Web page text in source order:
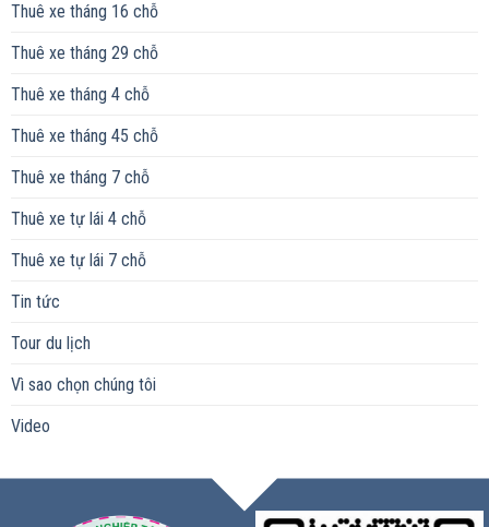
Thuê xe tháng 16 chỗ
Thuê xe tháng 29 chỗ
Thuê xe tháng 4 chỗ
Thuê xe tháng 45 chỗ
Thuê xe tháng 7 chỗ
Thuê xe tự lái 4 chỗ
Thuê xe tự lái 7 chỗ
Tin tức
Tour du lịch
Vì sao chọn chúng tôi
Video